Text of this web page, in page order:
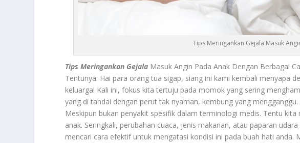
Tips Meringankan Gejala Masuk
Tips Meringankan Gejala Masuk Angin Pada Anak Dengan Berbagai
Tentunya. Hai para orang tua sigap, siang ini kami kembali menyapa
keluarga! Kali ini, fokus kita tertuju pada momok yang sering
yang di tandai dengan perut tak nyaman, kembung yang
Meskipun bukan penyakit spesifik dalam terminologi medis. Tentu
anak. Seringkali, perubahan cuaca, jenis makanan, atau paparan
mencari cara efektif untuk mengatasi kondisi ini pada buah hati anda.